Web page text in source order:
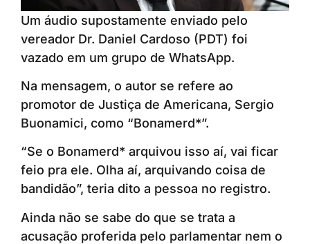
Um áudio supostamente enviado pelo
vereador Dr. Daniel Cardoso (PDT) foi
vazado em um grupo de WhatsApp.
Na mensagem, o autor se refere ao
promotor de Justiça de Americana, Sergio
Buonamici, como “Bonamerd*”.
“Se o Bonamerd* arquivou isso aí, vai ficar
feio pra ele. Olha aí, arquivando coisa de
bandidão”, teria dito a pessoa no registro.
Ainda não se sabe do que se trata a
acusação proferida pelo parlamentar nem o